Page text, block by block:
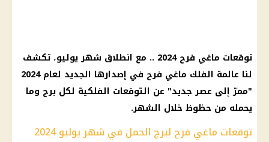
توقعات ماغي فرح 2024 .. مع انطلاق شهر يوليو، تكشف
لنا عالمة الفلك ماغي فرح في إصدارها الجديد لعام 2024
"ممرّ إلى عصر جديد" عن التوقعات الفلكية لكل برج وما
يحمله من حظوظ خلال الشهر.
توقعات ماغي فرح لبرج الحمل في شهر يوليو 2024